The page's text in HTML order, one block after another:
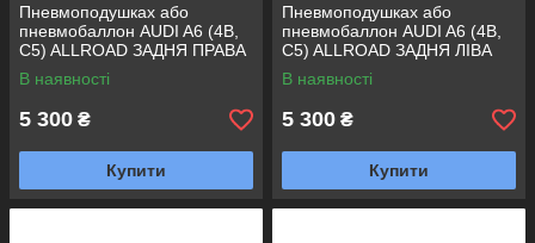
Пневмоподушках або
пневмобаллон AUDI A6 (4B,
C5) ALLROAD ЗАДНЯ ПРАВА
В наявності
5 300 ₴
Купити
Пневмоподушках або
пневмобаллон AUDI A6 (4B,
C5) ALLROAD ЗАДНЯ ЛІВА
В наявності
5 300 ₴
Купити